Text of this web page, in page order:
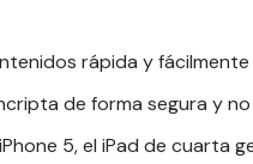
rápida y
de forma segura y
5, el iPad de cuarta